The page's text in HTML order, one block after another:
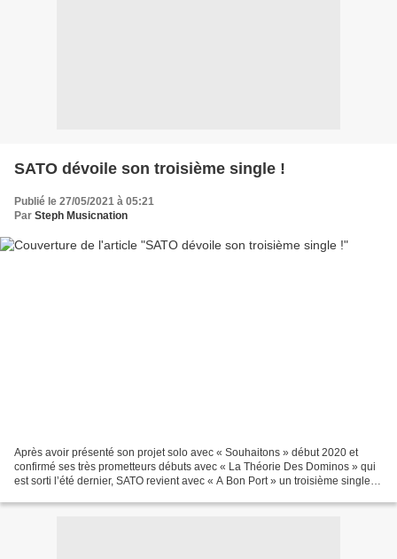
SATO dévoile son troisième single !
Publié le 27/05/2021 à 05:21
Par Steph Musicnation
Après avoir présenté son projet solo avec « Souhaitons » début 2020 et
confirmé ses très prometteurs débuts avec « La Théorie Des Dominos » qui
est sorti l’été dernier, SATO revient avec « A Bon Port » un troisième single